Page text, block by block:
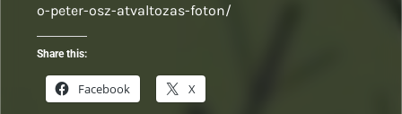
o-peter-osz-atvaltozas-foton/
Share this:
Facebook X